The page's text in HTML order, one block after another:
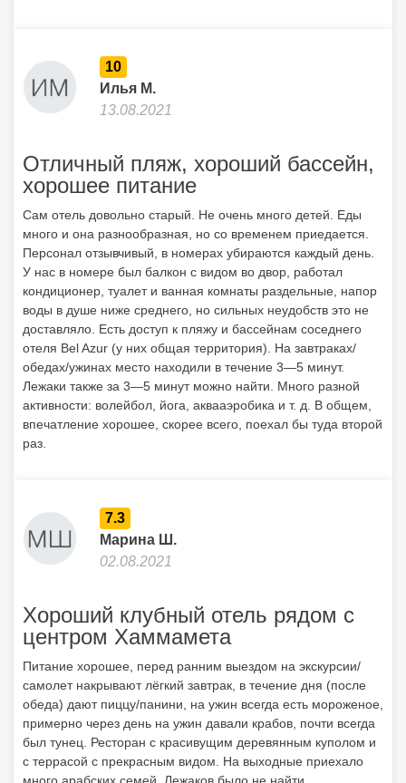
10
Илья М.
13.08.2021
Отличный пляж, хороший бассейн,
хорошее питание
Сам отель довольно старый. Не очень много детей. Еды
много и она разнообразная, но со временем приедается.
Персонал отзывчивый, в номерах убираются каждый день.
У нас в номере был балкон с видом во двор, работал
кондиционер, туалет и ванная комнаты раздельные, напор
воды в душе ниже среднего, но сильных неудобств это не
доставляло. Есть доступ к пляжу и бассейнам соседнего
отеля Bel Azur (у них общая территория). На завтраках/
обедах/ужинах место находили в течение 3—5 минут.
Лежаки также за 3—5 минут можно найти. Много разной
активности: волейбол, йога, аквааэробика и т. д. В общем,
впечатление хорошее, скорее всего, поехал бы туда второй
раз.
7.3
Марина Ш.
02.08.2021
Хороший клубный отель рядом с
центром Хаммамета
Питание хорошее, перед ранним выездом на экскурсии/
самолет накрывают лёгкий завтрак, в течение дня (после
обеда) дают пиццу/панини, на ужин всегда есть мороженое,
примерно через день на ужин давали крабов, почти всегда
был тунец. Ресторан с красивущим деревянным куполом и
с террасой с прекрасным видом. На выходные приехало